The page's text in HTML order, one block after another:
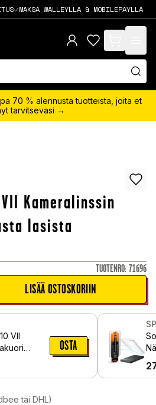
MAKSA WALLEYLLA & MOBILEPAYLLA
items in cart,
70 % alennusta tuotteista, joita et
tarvitsevasi →
Kameralinssin
lasista
TUOTENRO: 71696
LISÄÄ OSTOSKORIIN
VII
OSTA
tai DHL)